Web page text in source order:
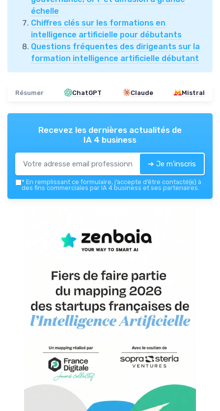
échelle
Chiffres clés sur les formations en
intelligence artificielle pour débutants
Questions fréquentes des dirigeants sur la
formation intelligence artificielle débutant
Résumer ChatGPT Claude Mistral
Recevez les dernières actualités de
IA 4 business
➔ Je m'inscris
* En remplissant ce formulaire, j’accepte d’être contacté(e) à
des fins commerciales par IA 4 business et ses partenaires.